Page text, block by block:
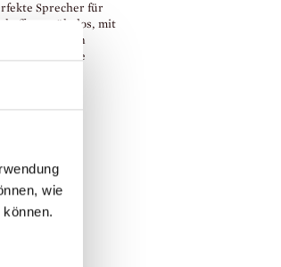
wie
Sprecher für
es mühelos, mit
gelangweilten
die passende